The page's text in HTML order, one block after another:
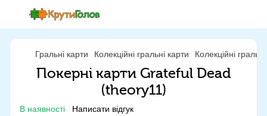
Гральні карти Колекційні гральні карти Колекційні
Покерні карти Grateful Dead
(theory11)
В наявності Написати відгук